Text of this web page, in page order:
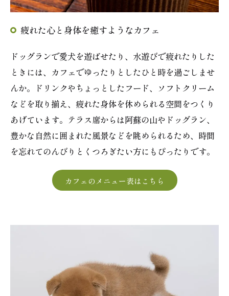
疲れた心と身体を癒すようなカフェ
ドッグランで愛犬を遊ばせたり、水遊びで疲れたりした
ときには、カフェでゆったりとしたひと時を過ごしませ
んか。ドリンクやちょっとしたフード、ソフトクリーム
などを取り揃え、疲れた身体を休められる空間をつくり
あげています。テラス席からは阿蘇の山やドッグラン、
豊かな自然に囲まれた風景などを眺められるため、時間
を忘れてのんびりとくつろぎたい方にもぴったりです。
カフェのメニュー表はこちら
ご予約はこちら